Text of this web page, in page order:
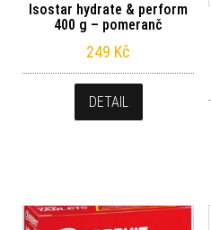
Isostar hydrate & perform
400 g – pomeranč
249 Kč
DETAIL